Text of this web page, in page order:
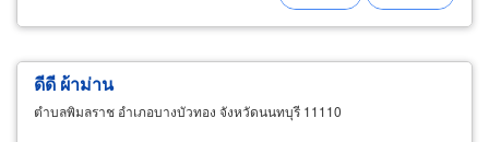
ดีดี ผ้าม่าน
ตำบลพิมลราช อำเภอบางบัวทอง จังหวัดนนทบุรี 11110